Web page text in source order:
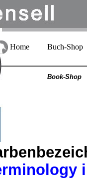
Home Buch-Shop
Book-Shop